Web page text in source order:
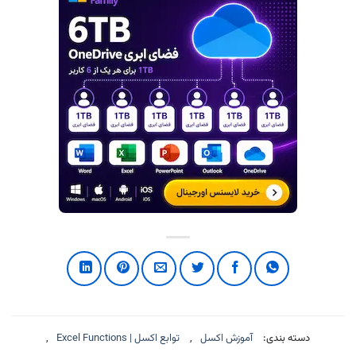
دسته بندی: آموزش اکسل , توابع اکسل | Excel Functions ,